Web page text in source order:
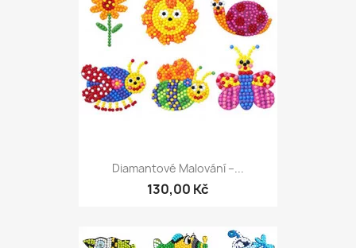
Diamantové Malování –...
130,00 Kč